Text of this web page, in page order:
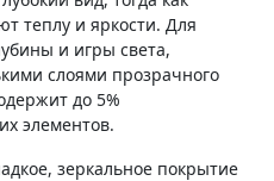
теплу и яркости. Для
и игры света,
слоями прозрачного
до 5%
элементов.
зеркальное покрытие